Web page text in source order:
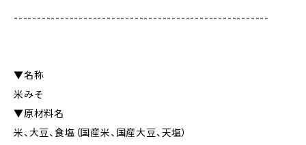
-------------------------------------------------------
▼名称
米みそ
▼原材料名
米、大豆、食塩（国産米、国産大豆、天塩）